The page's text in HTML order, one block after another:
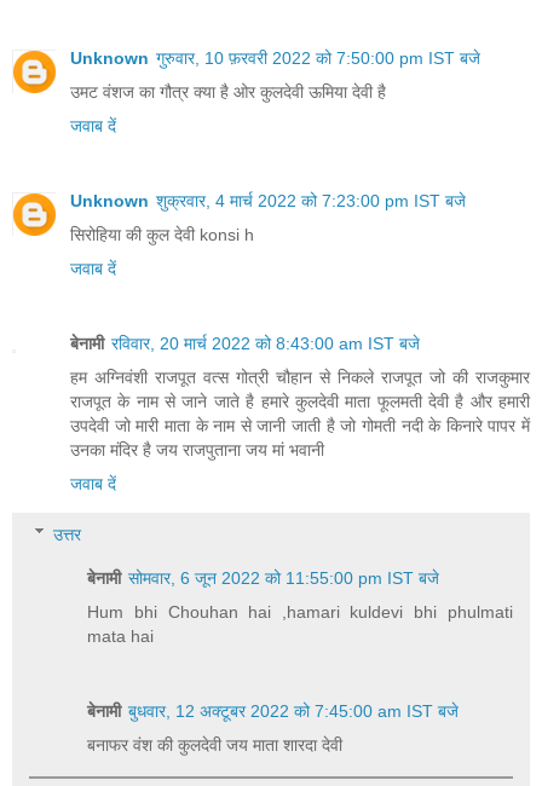
Unknown गुरुवार, 10 फ़रवरी 2022 को 7:50:00 pm IST बजे
उमट वंशज का गौत्र क्या है ओर कुलदेवी ऊमिया देवी है
जवाब दें
Unknown शुक्रवार, 4 मार्च 2022 को 7:23:00 pm IST बजे
सिरोहिया की कुल देवी konsi h
जवाब दें
बेनामी रविवार, 20 मार्च 2022 को 8:43:00 am IST बजे
हम अग्निवंशी राजपूत वत्स गोत्री चौहान से निकले राजपूत जो की राजकुमार
राजपूत के नाम से जाने जाते है हमारे कुलदेवी माता फूलमती देवी है और हमारी
उपदेवी जो मारी माता के नाम से जानी जाती है जो गोमती नदी के किनारे पापर में
उनका मंदिर है जय राजपुताना जय मां भवानी
जवाब दें
उत्तर
बेनामी सोमवार, 6 जून 2022 को 11:55:00 pm IST बजे
Hum bhi Chouhan hai ,hamari kuldevi bhi phulmati
mata hai
बेनामी बुधवार, 12 अक्टूबर 2022 को 7:45:00 am IST बजे
बनाफर वंश की कुलदेवी जय माता शारदा देवी